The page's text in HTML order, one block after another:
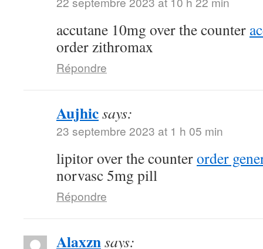
accutane 10mg over the counter
order zithromax
Répondre
Aujhicsays:
23 septembre 2023 at 1 h 05 min
lipitor over the counterorder
norvasc 5mg pill
Répondre
Alaxznsays: